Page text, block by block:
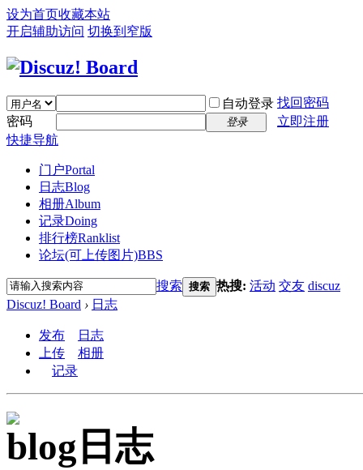
设为首页收藏本站
开启辅助访问 切换到窄版
自动登录 找回密码
密码
登录
立即注册
快捷导航
门户Portal
日志Blog
相册Album
记录Doing
排行榜Ranklist
论坛(可上传图片)BBS
搜索 搜索 热搜: 活动 交友 discuz
Discuz! Board › 日志
发布
日志
上传
相册
记录
日志